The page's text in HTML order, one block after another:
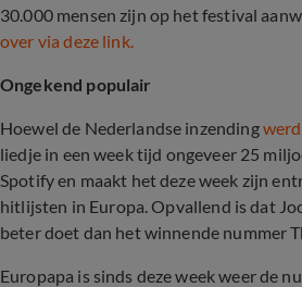
30.000 mensen zijn op het festival
over via deze link.
Ongekend populair
Hoewel de Nederlandse inzending
liedje in een week tijd ongeveer 25
Spotify en maakt het deze week zijn
hitlijsten in Europa. Opvallend is dat
beter doet dan het winnende nummer
Europapa is sinds deze week weer de